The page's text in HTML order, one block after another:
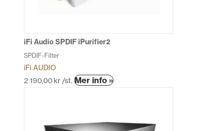
iFi Audio SPDIF iPurifier2
SPDIF-Filter
iFi AUDIO
2 190,00 kr /st. Mer info »Den
flera